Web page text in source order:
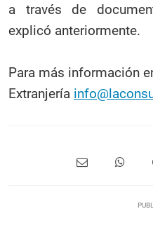
a través de
explicó anteriormente.
Para más información
Extranjería